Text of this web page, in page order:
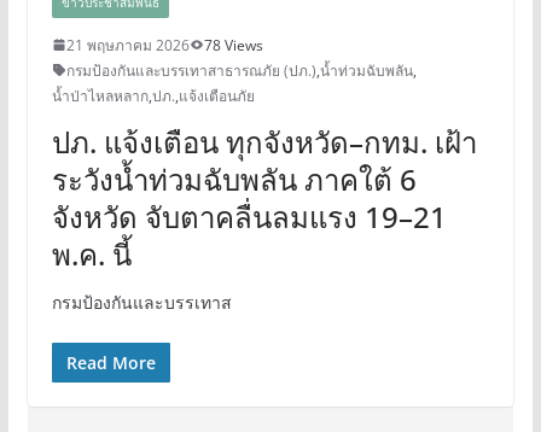
21 พฤษภาคม 2026
78 Views
กรมป้องกันและบรรเทาสาธารณภัย (ปภ.),น้ำท่วมฉับพลัน,
น้ำป่าไหลหลาก,ปภ.,แจ้งเตือนภัย
ปภ. แจ้งเตือน ทุกจังหวัด–กทม. เฝ้า
ระวังน้ำท่วมฉับพลัน ภาคใต้ 6
จังหวัด จับตาคลื่นลมแรง 19–21
พ.ค. นี้
กรมป้องกันและบรรเทาส
Read More